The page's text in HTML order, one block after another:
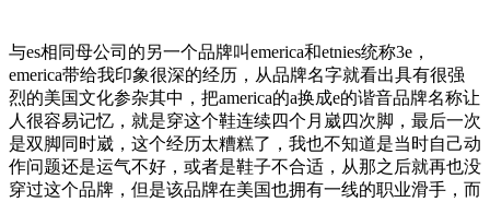
与es相同母公司的另一个品牌叫emerica和etnies统称3e，
emerica带给我印象很深的经历，从品牌名字就看出具有很强
烈的美国文化参杂其中，把america的a换成e的谐音品牌名称让
人很容易记忆，就是穿这个鞋连续四个月崴四次脚，最后一次
是双脚同时崴，这个经历太糟糕了，我也不知道是当时自己动
作问题还是运气不好，或者是鞋子不合适，从那之后就再也没
穿过这个品牌，但是该品牌在美国也拥有一线的职业滑手，而